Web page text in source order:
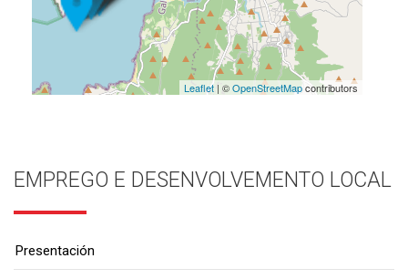
Leaflet| ©OpenStreetMapcontributors
EMPREGO E DESENVOLVEMENTO LOCAL
Presentación